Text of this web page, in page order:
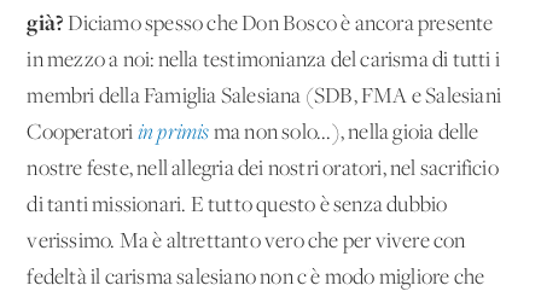
già? Diciamo spesso che Don Bosco è ancora presente
in mezzo a noi: nella testimonianza del carisma di tutti i
membri della Famiglia Salesiana (SDB, FMA e Salesiani
Cooperatori in primis ma non solo...), nella gioia delle
nostre feste, nell'allegria dei nostri oratori, nel sacrificio
di tanti missionari. E tutto questo è senza dubbio
verissimo. Ma è altrettanto vero che per vivere con
fedeltà il carisma salesiano non c'è modo migliore che